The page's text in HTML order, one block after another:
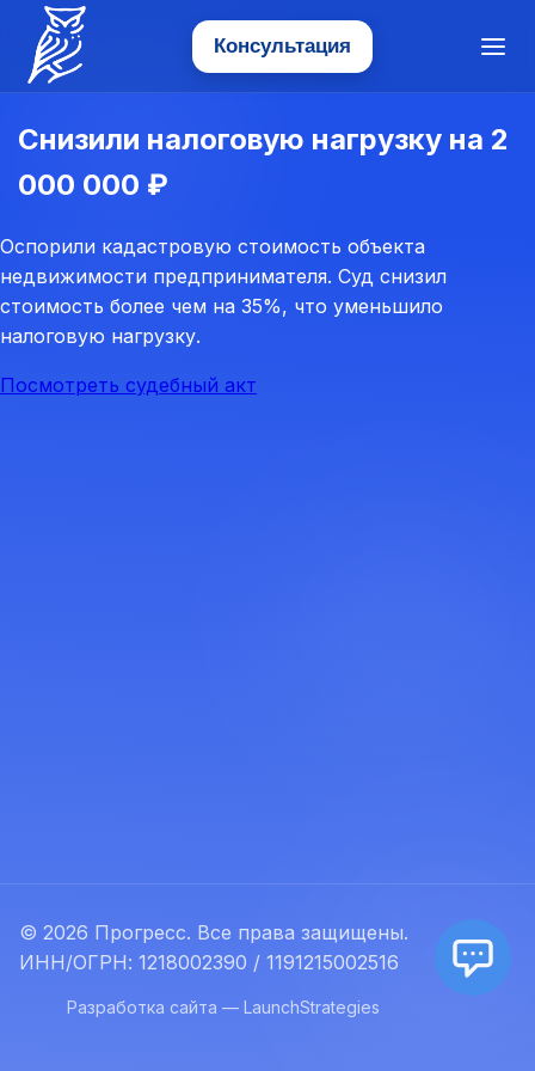
Прогресс — Юридическое агентство Меню
Консультация
Снизили налоговую нагрузку на 2
000 000 ₽
Оспорили кадастровую стоимость объекта
недвижимости предпринимателя. Суд снизил
стоимость более чем на 35%, что уменьшило
налоговую нагрузку.
Посмотреть судебный акт
© 2026 Прогресс. Все права защищены.
ИНН/ОГРН: 1218002390 / 1191215002516
Разработка сайта — LaunchStrategies